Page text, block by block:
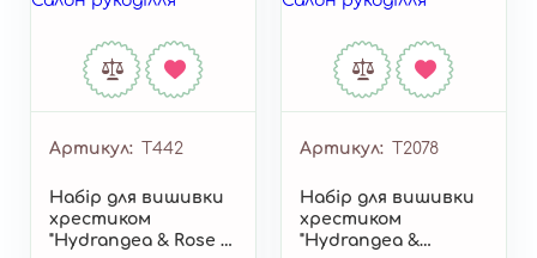
Артикул T442
Набір для вишивки
хрестиком
"Hydrangea & Rose /
Артикул T2078
Набір для вишивки
хрестиком
"Hydrangea &